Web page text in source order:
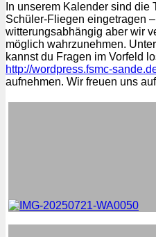
In unserem Kalender sind die
Schüler-Fliegen eingetragen
witterungsabhängig aber wir
möglich wahrzunehmen. Unter
kannst du Fragen im Vorfeld
http://wordpress.fsmc-
aufnehmen. Wir freuen uns